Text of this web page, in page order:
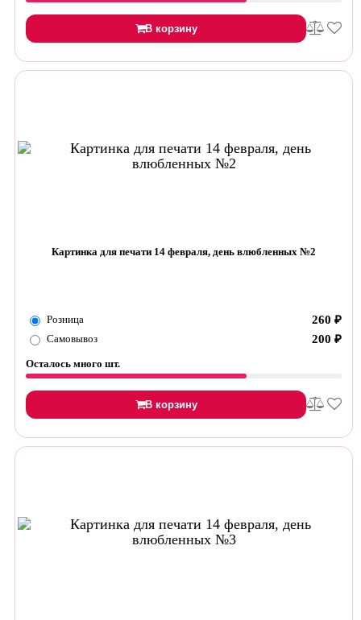
В корзину
Картинка для печати 14 февраля, день влюбленных №2
Розница 260 ₽
Самовывоз 200 ₽
Осталось много шт.
В корзину